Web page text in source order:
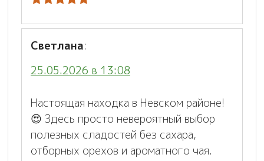
Светлана:
25.05.2026 в 13:08
Настоящая находка в Невском районе!
😍 Здесь просто невероятный выбор
полезных сладостей без сахара,
отборных орехов и ароматного чая.